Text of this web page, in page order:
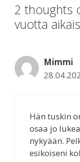
2 thoughts
vuotta
Mimmi
Hän tuskin
osaa jo
nykyään.
esikoiseni